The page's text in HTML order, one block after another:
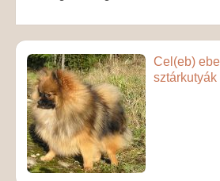
Cel(eb)
sztárkutyák